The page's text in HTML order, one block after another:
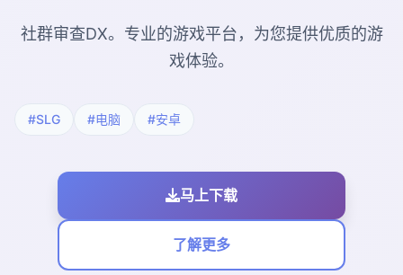
社群审查DX。专业的游戏平台，为您提供优质的游
戏体验。
#SLG #电脑 #安卓
马上下载
了解更多